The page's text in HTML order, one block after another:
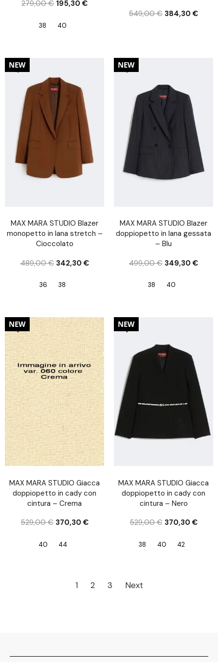
279,00€ 195,30€
38 40
549,00€ 384,30€
30%
NEW
MAX MARA STUDIO Blazer
monopetto in lana stretch –
Cioccolato
489,00€ 342,30€
36 38
30%
NEW
MAX MARA STUDIO Blazer
doppiopetto in lana gessata
– Blu
499,00€ 349,30€
38 40
30%
NEW
MAX MARA STUDIO Giacca
doppiopetto in cady con
cintura – Crema
529,00€ 370,30€
40 44
30%
NEW
MAX MARA STUDIO Giacca
doppiopetto in cady con
cintura – Nero
529,00€ 370,30€
38 40 42
1 2 3 Next